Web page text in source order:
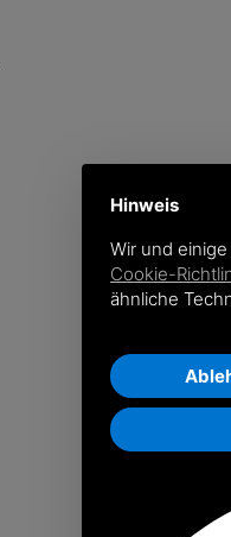
Hinweis
Wir und
Cookie-
ähnliche